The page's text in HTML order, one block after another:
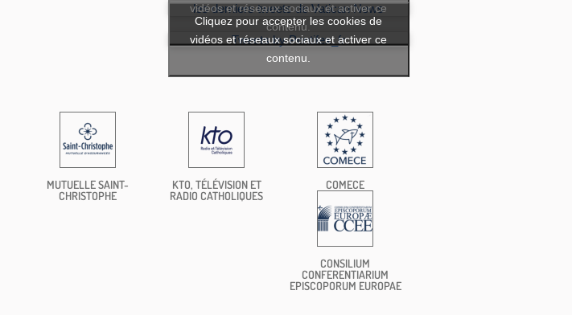
les derniers tweets de Vatican News
vidéos et réseaux sociaux et activer ce
contenu.
Tweets by Pontifex_fr
Cliquez pour accepter les cookies de
vidéos et réseaux sociaux et activer ce
contenu.
MUTUELLE SAINT-
CHRISTOPHE
KTO, TÉLÉVISION ET
RADIO CATHOLIQUES
COMECE
CONSILIUM
CONFERENTIARIUM
EPISCOPORUM EUROPAE